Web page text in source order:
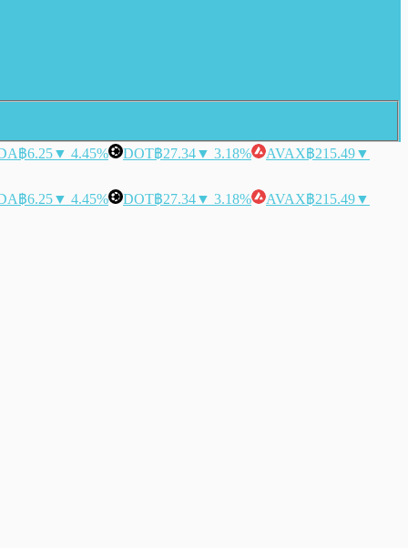
฿6.25▼ 4.45% DOT฿27.34▼ 3.18% AVAX฿215.49▼
฿6.25▼ 4.45% DOT฿27.34▼ 3.18% AVAX฿215.49▼